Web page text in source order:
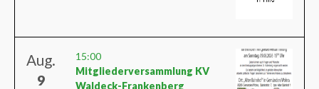
Aug.
9
15:00
Mitgliederversammlung KV
Waldeck-Frankenberg